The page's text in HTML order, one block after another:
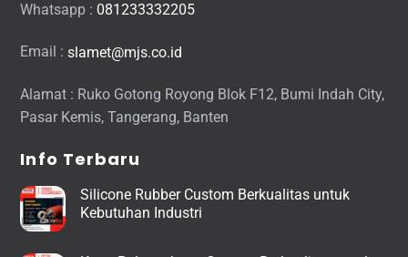
Whatsapp : 081233332205
Email :slamet@mjs.co.id
Alamat : Ruko Gotong Royong Blok F12, Bumi Indah City,
Pasar Kemis, Tangerang, Banten
Info Terbaru
Silicone Rubber Custom Berkualitas untuk
Kebutuhan Industri